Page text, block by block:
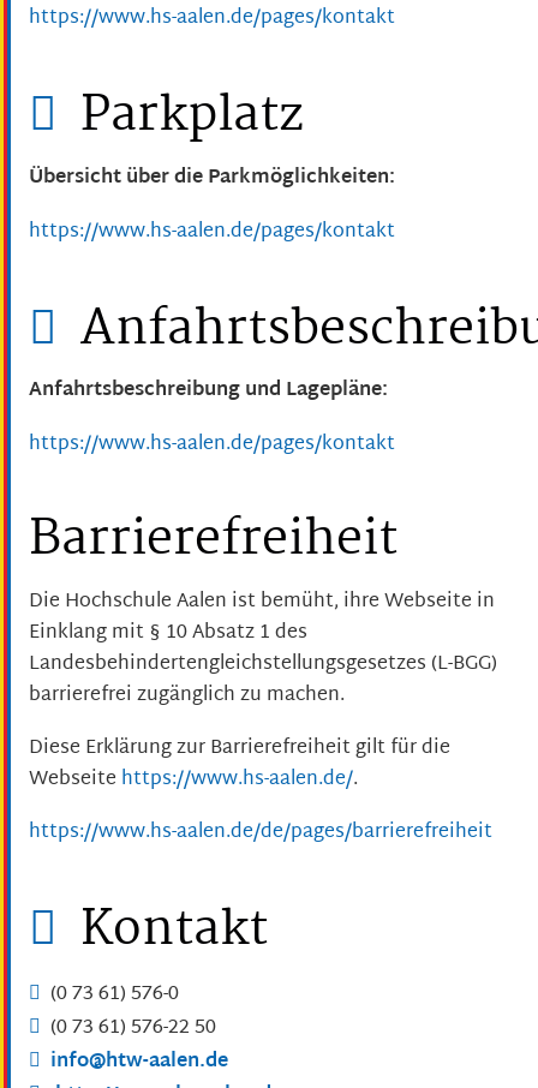
https://www.hs-aalen.de/pages/kontakt
Parkplatz
Übersicht über die Parkmöglichkeiten:
https://www.hs-aalen.de/pages/kontakt
Anfahrtsbeschreibung und Lagepläne:
https://www.hs-aalen.de/pages/kontakt
Barrierefreiheit
Die Hochschule Aalen ist bemüht, ihre Webseite in
Einklang mit § 10 Absatz 1 des
Landesbehindertengleichstellungsgesetzes (L-BGG)
barrierefrei zugänglich zu machen.
Diese Erklärung zur Barrierefreiheit gilt für die
Webseite https://www.hs-aalen.de/.
https://www.hs-aalen.de/de/pages/barrierefreiheit
Kontakt
(07361) 576-0
(07361) 576-2250
info@htw-aalen.de